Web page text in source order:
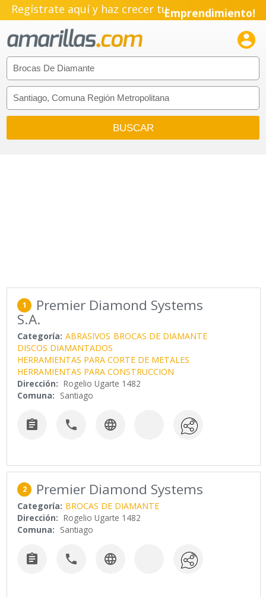
Regístrate aquí y haz crecer tuEmprendimiento!

1 Premier Diamond Systems
S.A.
Categoría: ABRASIVOS BROCAS DE DIAMANTE
DISCOS DIAMANTADOS
HERRAMIENTAS PARA CORTE DE METALES
HERRAMIENTAS PARA CONSTRUCCION
Dirección: Rogelio Ugarte 1482
Comuna: Santiago
  
2 Premier Diamond Systems
Categoría: BROCAS DE DIAMANTE
Dirección: Rogelio Ugarte 1482
Comuna: Santiago
  